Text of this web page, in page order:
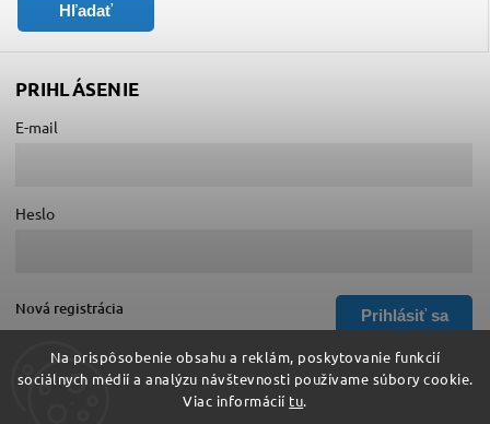
Na prispôsobenie obsahu a reklám, poskytovanie funkcií
sociálnych médií a analýzu návštevnosti používame súbory cookie.
Viac informácií tu.
Hľadať
PRIHLÁSENIE
E-mail
Heslo
Prihlásiť sa
Nová registrácia
Zabudnuté heslo